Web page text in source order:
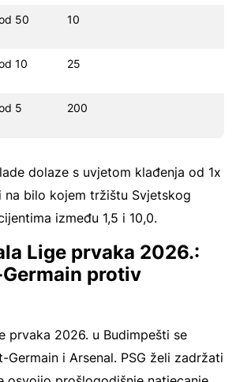
50
10
10
25
5
200
dolaze s uvjetom klađenja od 1x
na bilo kojem tržištu Svjetskog
između 1,5 i 10,0.
Lige prvaka 2026.:
protiv
prvaka 2026. u Budimpešti se
Germain i Arsenal. PSG želi zadržati